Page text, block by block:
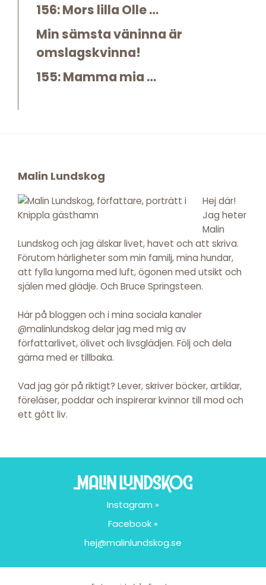
156: Mors lilla Olle …
Min sämsta väninna är
omslagskvinna!
155: Mamma mia …
Footer
Malin Lundskog
Hej där!
Jag heter
Malin
Lundskog och jag älskar livet, havet och att skriva.
Förutom härligheter som min familj, mina hundar,
att fylla lungorna med luft, ögonen med utsikt och
själen med glädje. Och Bruce Springsteen.
Här på bloggen och i mina sociala kanaler
@malinlundskog delar jag med mig av
författarlivet, ölivet och livsglädjen. Följ och dela
gärna med er tillbaka.
Vad jag gör på riktigt? Lever, skriver böcker, artiklar,
föreläser, poddar och inspirerar kvinnor till mod och
ett gôtt liv.
Instagram »
Facebook »
hej@malinlundskog.se